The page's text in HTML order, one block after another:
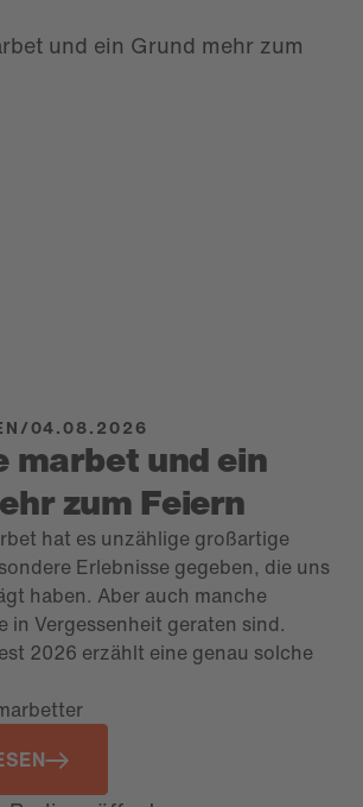
/04.08.2026
marbet und ein
zum Feiern
hat es unzählige großartige
Erlebnisse gegeben, die uns
haben. Aber auch manche
in Vergessenheit geraten sind.
2026 erzählt eine genau solche